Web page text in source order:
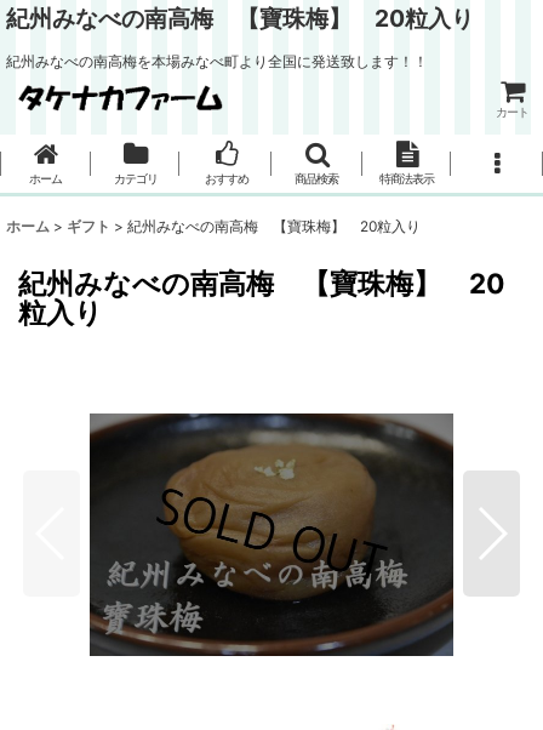
紀州みなべの南高梅 【寶珠梅】 20粒入り
紀州みなべの南高梅を本場みなべ町より全国に発送致します！！
カート
ホーム カテゴリ おすすめ 商品検索 特商法表示
ホーム > ギフト > 紀州みなべの南高梅 【寶珠梅】 20粒入り
紀州みなべの南高梅 【寶珠梅】 20
粒入り